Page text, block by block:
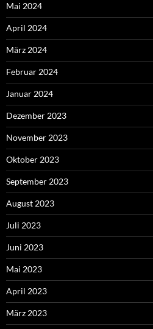
Mai 2024
April 2024
März 2024
Februar 2024
Januar 2024
Dezember 2023
November 2023
Oktober 2023
September 2023
August 2023
Juli 2023
Juni 2023
Mai 2023
April 2023
März 2023